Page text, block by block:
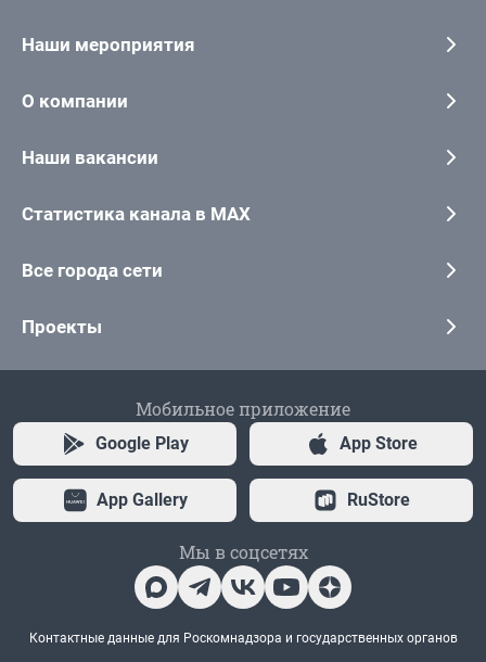
Наши мероприятия
О компании
Наши вакансии
Статистика канала в MAX
Все города сети
Проекты
Мобильное приложение
Google Play App Store
App Gallery RuStore
Мы в соцсетях
Контактные данные для Роскомнадзора и государственных органов